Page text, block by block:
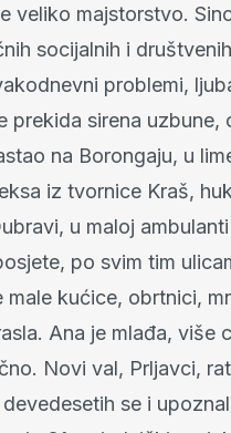
veliko majstorstvo.
socijalnih i
problemi,
sirena uzbune,
na Borongaju, u
iz tvornice Kraš,
u maloj
po svim tim
male kućice, obrtnici,
Ana je mlađa, više
Novi val, Prljavci,
se i